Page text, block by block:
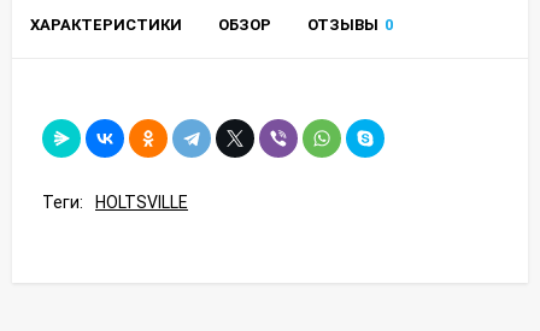
ХАРАКТЕРИСТИКИ ОБЗОР ОТЗЫВЫ 0
Теги: HOLTSVILLE